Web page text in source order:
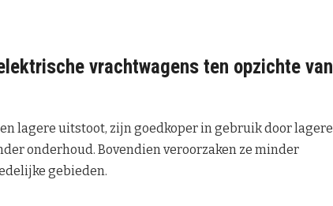
vrachtwagens ten opzichte van
lagere uitstoot, zijn goedkoper in gebruik door lagere
onderhoud. Bovendien veroorzaken ze minder
gebieden.